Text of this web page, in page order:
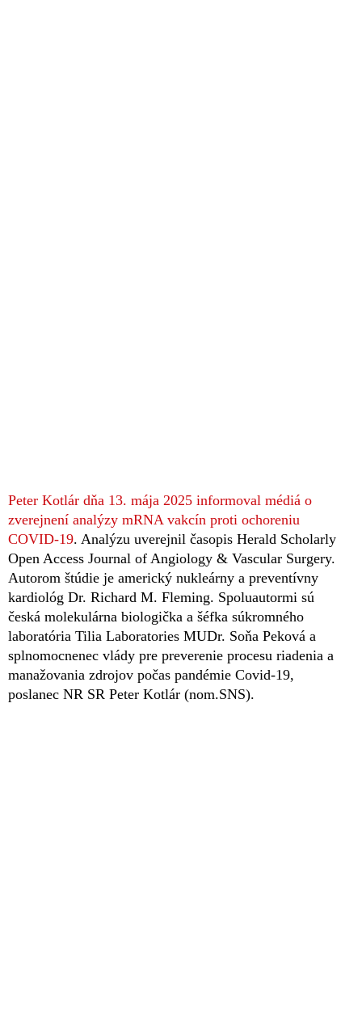
Peter Kotlár dňa 13. mája 2025 informoval médiá o
zverejnení analýzy mRNA vakcín proti ochoreniu
COVID-19. Analýzu uverejnil časopis Herald Scholarly
Open Access Journal of Angiology & Vascular Surgery.
Autorom štúdie je americký nukleárny a preventívny
kardiológ Dr. Richard M. Fleming. Spoluautormi sú
česká molekulárna biologička a šéfka súkromného
laboratória Tilia Laboratories MUDr. Soňa Peková a
splnomocnenec vlády pre preverenie procesu riadenia a
manažovania zdrojov počas pandémie Covid-19,
poslanec NR SR Peter Kotlár (nom.SNS).